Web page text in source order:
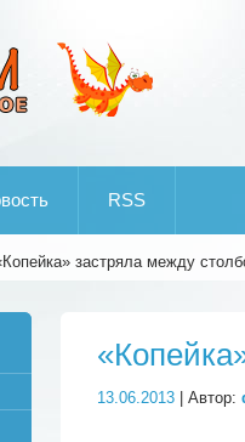
RSS
застряла между
13.06.2013 | Автор: